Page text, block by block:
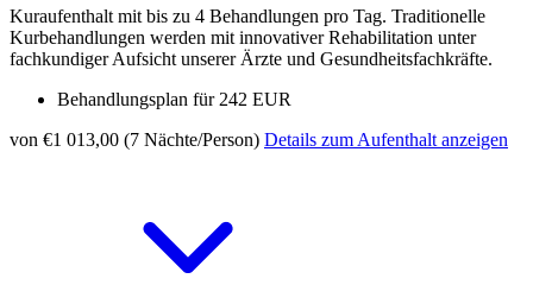
Kuraufenthalt mit bis zu 4 Behandlungen pro Tag. Traditionelle
Kurbehandlungen werden mit innovativer Rehabilitation unter
fachkundiger Aufsicht unserer Ärzte und Gesundheitsfachkräfte.
Behandlungsplan für 242 EUR
von €1 013,00 (7 Nächte/Person) Details zum Aufenthalt anzeigen